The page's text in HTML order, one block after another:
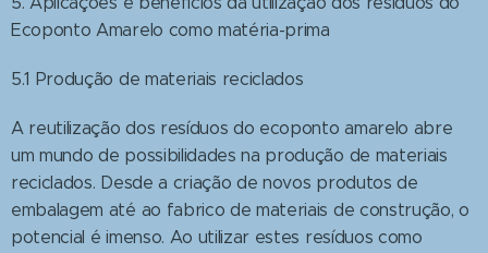
Ecoponto Amarelo como matéria-prima
5.1 Produção de materiais reciclados
A reutilização dos resíduos do ecoponto amarelo abre
um mundo de possibilidades na produção de materiais
reciclados. Desde a criação de novos produtos de
embalagem até ao fabrico de materiais de construção, o
potencial é imenso. Ao utilizar estes resíduos como